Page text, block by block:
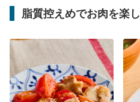
脂質控えめでお肉を楽